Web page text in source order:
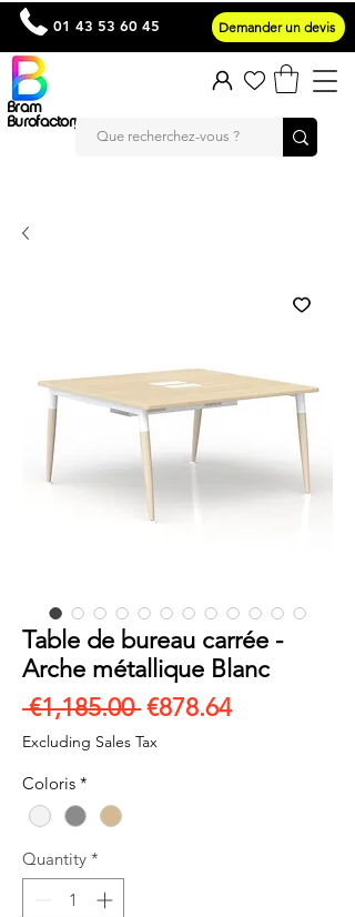
Bram
Burofactory
01 43 53 60 45 Demander un devis
Table de bureau carrée -
Arche métallique Blanc
€1,185.00 Regular
Price
€878.64Sale
Excluding Sales Tax
Coloris *
Quantity *